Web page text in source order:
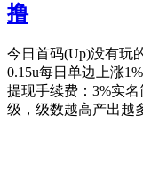
撸
今日首码(Up)没有玩
0.15u每日单边上涨
提现手续费：3%实
级，级数越高产出越